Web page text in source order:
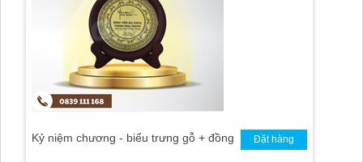
Kỷ niệm chương - biểu trưng gỗ + đồng Đặt hàng
Huy hiệu 13